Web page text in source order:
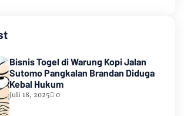
Bisnis Togel di Warung Kopi Jalan
Sutomo Pangkalan Brandan Diduga
Kebal Hukum
Juli 18, 2025 0